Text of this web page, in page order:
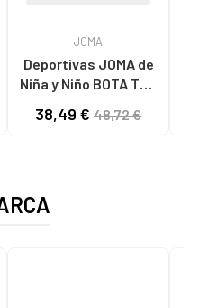
JOMA
Deportivas JOMA de
Niña y Niño BOTA TOP
COLORES
38,49 € 48,72 €